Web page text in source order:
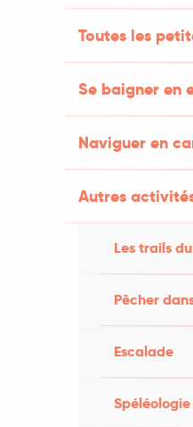
Toutes les
Se baigner en
Naviguer en
Autres
Les trails
Pêcher
Escalade
Spéléologie
61
NOUS
la Commission Sport
du Lot vous
des fêtes de
édition d' "Octobre
avancer la